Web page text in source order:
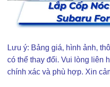
Lưu ý: Bảng giá, hình ảnh,
có thể thay đổi. Vui lòng liên
chính xác và phù hợp. Xin